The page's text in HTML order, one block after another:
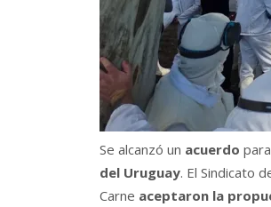
Se alcanzó un acuerdo para
del Uruguay. El Sindicato
Carne aceptaron la